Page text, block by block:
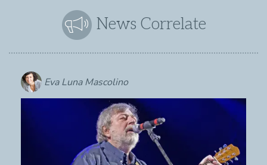
News Correlate
Eva Luna Mascolino